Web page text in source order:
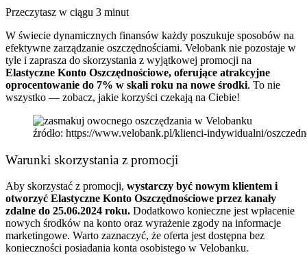
Przeczytasz w ciągu 3 minut
W świecie dynamicznych finansów każdy poszukuje sposobów na
efektywne zarządzanie oszczędnościami. Velobank nie pozostaje w
tyle i zaprasza do skorzystania z wyjątkowej promocji na
Elastyczne Konto Oszczędnościowe, oferujące atrakcyjne
oprocentowanie do 7% w skali roku na nowe środki. To nie
wszystko — zobacz, jakie korzyści czekają na Ciebie!
źródło: https://www.velobank.pl/klienci-indywidualni/
Warunki skorzystania z promocji
Aby skorzystać z promocji, wystarczy być nowym klientem i
otworzyć Elastyczne Konto Oszczędnościowe przez kanały
zdalne do 25.06.2024 roku. Dodatkowo konieczne jest wpłacenie
nowych środków na konto oraz wyrażenie zgody na informacje
marketingowe. Warto zaznaczyć, że oferta jest dostępna bez
konieczności posiadania konta osobistego w Velobanku.